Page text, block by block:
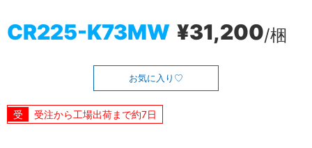
CR225-K73MW ¥31,200/梱
お気に入り
受注から工場出荷まで約7日